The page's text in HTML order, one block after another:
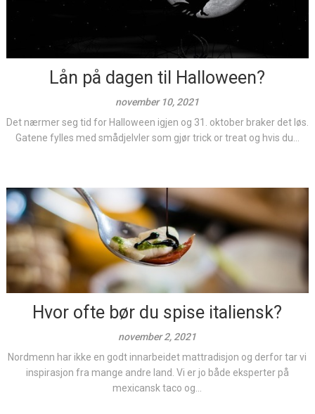
Lån på dagen til Halloween?
november 10, 2021
Det nærmer seg tid for Halloween igjen og 31. oktober braker det løs.
Gatene fylles med smådjelvler som gjør trick or treat og hvis du...
Hvor ofte bør du spise italiensk?
november 2, 2021
Nordmenn har ikke en godt innarbeidet mattradisjon og derfor tar vi
inspirasjon fra mange andre land. Vi er jo både eksperter på
mexicansk taco og...